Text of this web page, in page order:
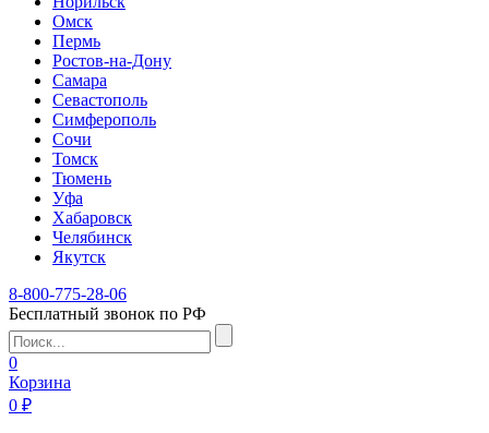
Омск
Пермь
Ростов-на-Дону
Самара
Севастополь
Симферополь
Сочи
Томск
Тюмень
Уфа
Хабаровск
Челябинск
Якутск
8-800-775-28-06
Бесплатный звонок по РФ
0
Корзина
0 ₽